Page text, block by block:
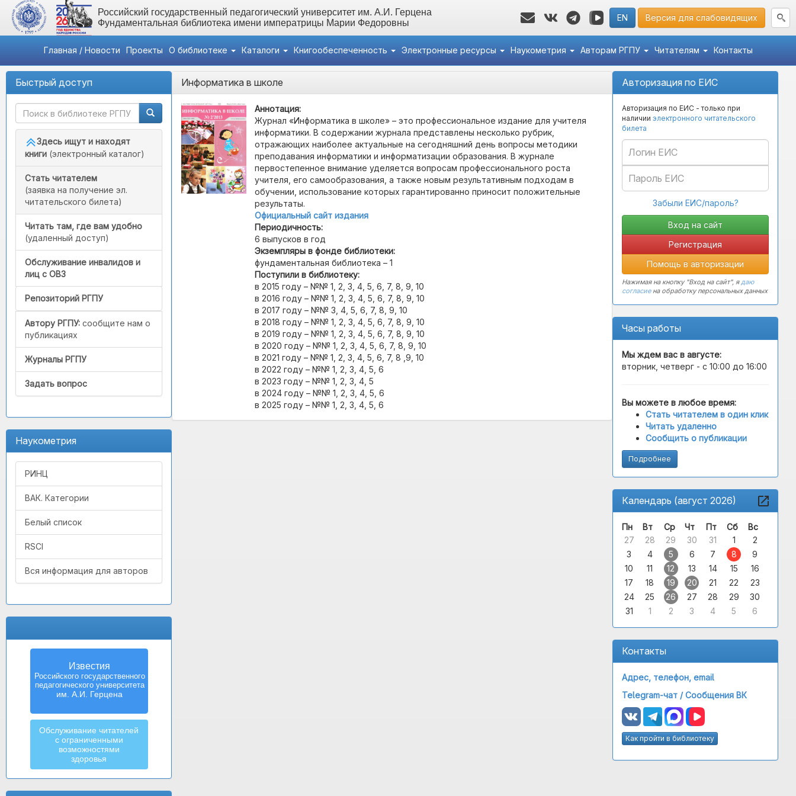
Российский государственный педагогический университет им. А.И. Герцена
Фундаментальная библиотека имени императрицы Марии Федоровны
EN Версия для слабовидящих
Главная / Новости Проекты О библиотеке Каталоги Книгообеспеченность Электронные ресурсы Наукометрия Авторам РГПУ Читателям Контакты
Быстрый доступ
Здесь ищут и находят
книги (электронный каталог)
Стать читателем
(заявка на получение эл.
читательского билета)
Читать там, где вам удобно
(удаленный доступ)
Обслуживание инвалидов и
лиц с ОВЗ
Репозиторий РГПУ
Автору РГПУ: сообщите нам о
публикациях
Журналы РГПУ
Задать вопрос
Наукометрия
РИНЦ
ВАК. Категории
Белый список
RSCI
Вся информация для авторов
Известия
Российского государственного
педагогического университета
им. А.И. Герцена
Обслуживание читателей
с ограниченными
возможностями
здоровья
Авторизация по ЕИС
Авторизация по ЕИС - только при
наличии электронного читательского
билета
Забыли ЕИС/пароль?
Регистрация
Помощь в авторизации
Нажимая на кнопку "Вход на сайт", ядаю
согласиена обработку персональных данных
Часы работы
Мы ждем вас в августе:
вторник, четверг - с 10:00 до 16:00
Вы можете в любое время:
Стать читателем в один клик
Читать удаленно
Сообщить о публикации
Подробнее
Календарь (август 2026)
Пн Вт Ср Чт Пт Сб
Вс
27
28 29 30 31 1
2
3
4 5 6 7 8
9
10
11 12 13 14 15
16
17
18 19 20 21 22
23
24
25 26 27 28 29
30
31
1 2 3 4 5 6
Контакты
Адрес, телефон, email
Telegram-чат /Сообщения ВК
Как пройти в библиотеку
Информатика в школе
Аннотация:
Журнал «Информатика в школе» – это профессиональное издание для учителя
информатики. В содержании журнала представлены несколько рубрик,
отражающих наиболее актуальные на сегодняшний день вопросы методики
преподавания информатики и информатизации образования. В журнале
первостепенное внимание уделяется вопросам профессионального роста
учителя, его самообразования, а также новым результативным подходам в
обучении, использование которых гарантированно приносит положительные
результаты.
Официальный сайт издания
Периодичность:
6 выпусков в год
Экземпляры в фонде библиотеки:
фундаментальная библиотека – 1
Поступили в библиотеку:
в 2015 году – №№ 1, 2, 3, 4, 5, 6, 7, 8, 9, 10
в 2016 году – №№ 1, 2, 3, 4, 5, 6, 7, 8, 9, 10
в 2017 году – №№ 3, 4, 5, 6, 7, 8, 9, 10
в 2018 году – №№ 1, 2, 3, 4, 5, 6, 7, 8, 9, 10
в 2019 году – №№ 1, 2, 3, 4, 5, 6, 7, 8, 9, 10
в 2020 году – №№ 1, 2, 3, 4, 5, 6, 7, 8, 9, 10
в 2021 году – №№ 1, 2, 3, 4, 5, 6, 7, 8 ,9, 10
в 2022 году – №№ 1, 2, 3, 4, 5, 6
в 2023 году – №№ 1, 2, 3, 4, 5
в 2024 году – №№ 1, 2, 3, 4, 5, 6
в 2025 году – №№ 1, 2, 3, 4, 5, 6